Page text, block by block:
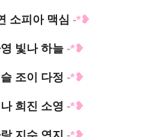
소피아 맥심 -*❥
빛나 하늘 -*❥
조이 다정 -*❥
희진 소영 -*❥